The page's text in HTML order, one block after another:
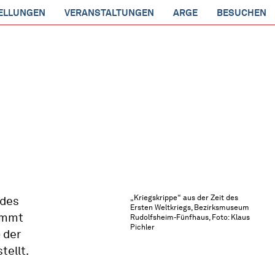
VERANSTALTUNGEN ARGE BESUCHEN
„Kriegskrippe“ aus der Zeit des
Ersten Weltkriegs, Bezirksmuseum
Rudolfsheim-Fünfhaus, Foto: Klaus
Pichler
der